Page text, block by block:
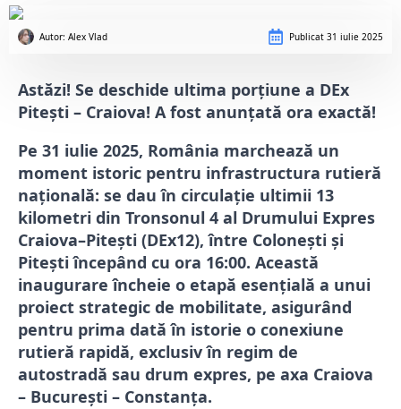
Autor: Alex Vlad Publicat 31 iulie 2025
Astăzi! Se deschide ultima porțiune a DEx
Pitești – Craiova! A fost anunțată ora exactă!
Pe 31 iulie 2025, România marchează un
moment istoric pentru infrastructura rutieră
națională: se dau în circulație ultimii 13
kilometri din Tronsonul 4 al Drumului Expres
Craiova–Pitești (DEx12), între Colonești și
Pitești începând cu ora 16:00. Această
inaugurare încheie o etapă esențială a unui
proiect strategic de mobilitate, asigurând
pentru prima dată în istorie o conexiune
rutieră rapidă, exclusiv în regim de
autostradă sau drum expres, pe axa Craiova
– București – Constanța.